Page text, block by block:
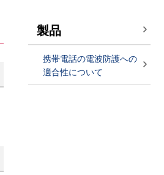
製品
携帯電話の電波防護への
適合性について